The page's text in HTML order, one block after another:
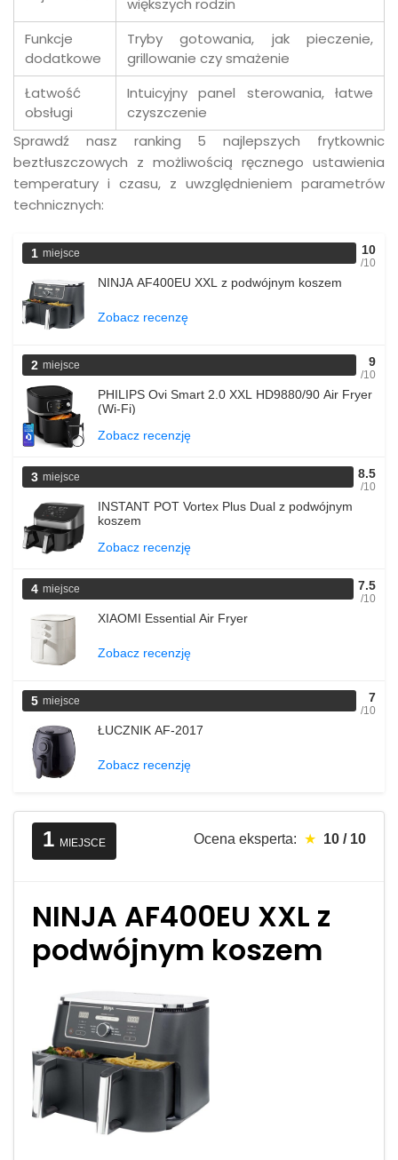
większych rodzin
Funkcje
dodatkowe
Tryby gotowania, jak pieczenie,
grillowanie czy smażenie
Łatwość
obsługi
Intuicyjny panel sterowania, łatwe
czyszczenie
Sprawdź nasz ranking 5 najlepszych frytkownic
beztłuszczowych z możliwością ręcznego ustawienia
temperatury i czasu, z uwzględnieniem parametrów
technicznych:
1 miejsce
NINJA AF400EU XXL z podwójnym koszem
10
/10
Zobacz recenzę
2 miejsce
PHILIPS Ovi Smart 2.0 XXL HD9880/90 Air Fryer
(Wi-Fi)
9
/10
Zobacz recenzję
3 miejsce
INSTANT POT Vortex Plus Dual z podwójnym
koszem
8.5
/10
Zobacz recenzję
4 miejsce
XIAOMI Essential Air Fryer
7.5
/10
Zobacz recenzję
5 miejsce
ŁUCZNIK AF-2017
7
/10
Zobacz recenzję
1 MIEJSCE Ocena eksperta: ★ 10 / 10
NINJA AF400EU XXL z
podwójnym koszem